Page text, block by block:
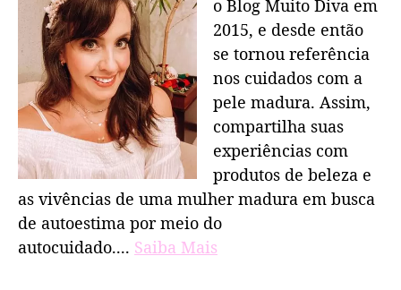
o Blog Muito Diva em
2015, e desde então
se tornou referência
nos cuidados com a
pele madura. Assim,
compartilha suas
experiências com
produtos de beleza e
as vivências de uma mulher madura em busca
de autoestima por meio do
autocuidado.... Saiba Mais